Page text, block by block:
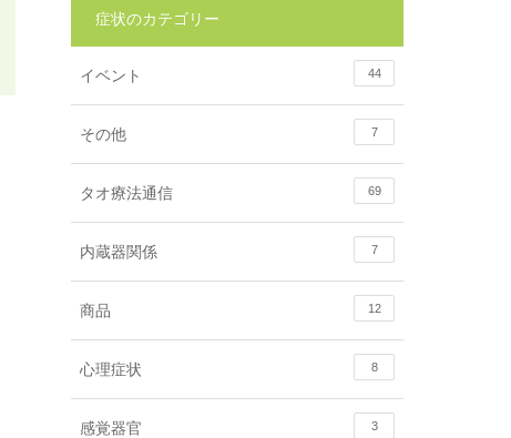
症状のカテゴリー
イベント 44
その他 7
タオ療法通信 69
内蔵器関係 7
商品 12
心理症状 8
感覚器官 3